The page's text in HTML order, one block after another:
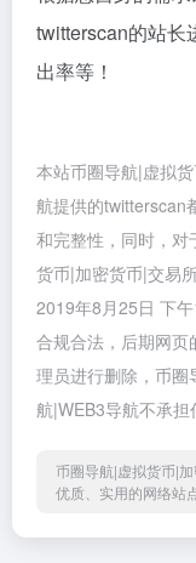
twitterscan的站长
出率等！
本站币圈导航|虚拟
航提供的twitterscan
和完整性，同时，
货币|加密货币|交易
2019年8月25日 下
合规合法，后期网页
理员进行删除，币
航|WEB3导航不承担
币圈导航|虚拟货币|
优质、实用的网络站